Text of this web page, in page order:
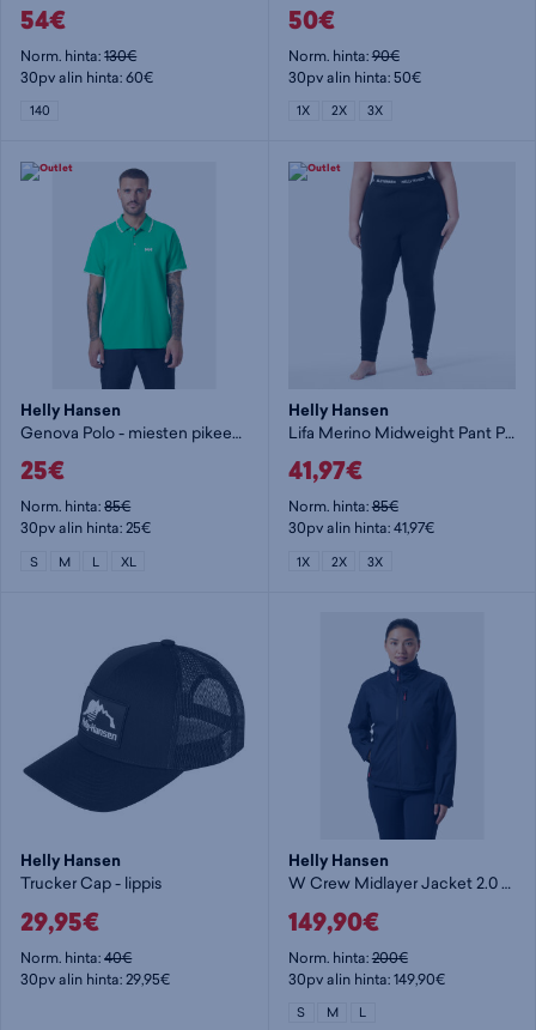
54€
Norm. hinta:130€
30pv alin hinta: 60€
140
50€
Norm. hinta:90€
30pv alin hinta: 50€
1X 2X 3X
Helly Hansen
Genova Polo - miesten pikeepaita
25€
Norm. hinta:85€
30pv alin hinta: 25€
S M L XL
Helly Hansen
Lifa Merino Midweight Pant Plus - naisten alushousut
41,97€
Norm. hinta:85€
30pv alin hinta: 41,97€
1X 2X 3X
Helly Hansen
Trucker Cap - lippis
29,95€
Norm. hinta:40€
30pv alin hinta: 29,95€
Helly Hansen
W Crew Midlayer Jacket 2.0 - naisten kuoritakki
149,90€
Norm. hinta:200€
30pv alin hinta: 149,90€
S M L